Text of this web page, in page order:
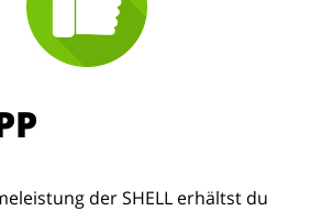
der SHELL erhältst du